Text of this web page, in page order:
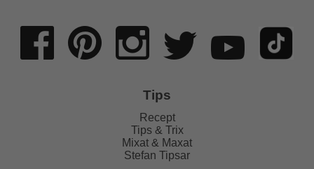
Tips
Recept
Tips & Trix
Mixat & Maxat
Stefan Tipsar